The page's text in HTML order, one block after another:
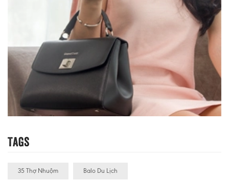
Tags
35 Thợ Nhuộm Balo Du Lịch